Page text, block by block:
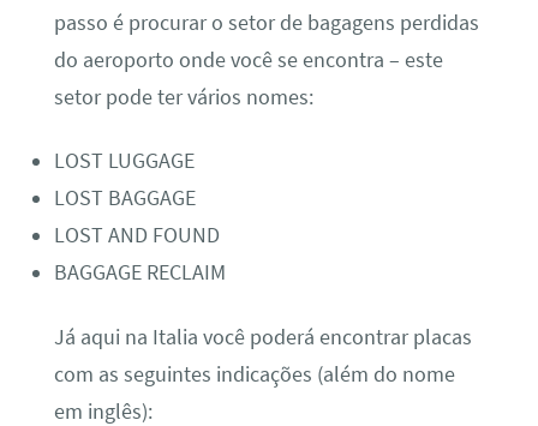
passo é procurar o setor de bagagens perdidas
do aeroporto onde você se encontra – este
setor pode ter vários nomes:
LOST LUGGAGE
LOST BAGGAGE
LOST AND FOUND
BAGGAGE RECLAIM
Já aqui na Italia você poderá encontrar placas
com as seguintes indicações (além do nome
em inglês):